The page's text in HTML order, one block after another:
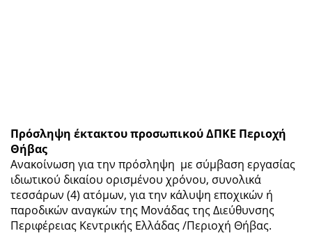
Πρόσληψη έκτακτου προσωπικού ΔΠKE Περιοχή
Θήβας
Ανακοίνωση για την πρόσληψη με σύμβαση εργασίας
ιδιωτικού δικαίου ορισμένου χρόνου, συνολικά
τεσσάρων (4) ατόμων, για την κάλυψη εποχικών ή
παροδικών αναγκών της Μονάδας της Διεύθυνσης
Περιφέρειας Κεντρικής Ελλάδας /Περιοχή Θήβας.